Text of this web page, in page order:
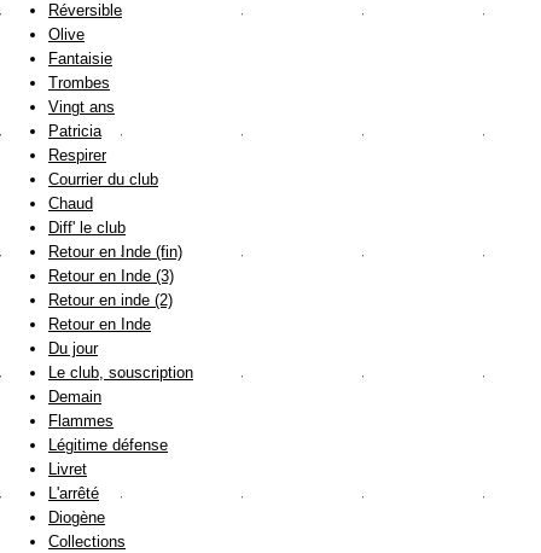
Réversible
Olive
Fantaisie
Trombes
Vingt ans
Patricia
Respirer
Courrier du club
Chaud
Diff' le club
Retour en Inde (fin)
Retour en Inde (3)
Retour en inde (2)
Retour en Inde
Du jour
Le club, souscription
Demain
Flammes
Légitime défense
Livret
L'arrêté
Diogène
Collections